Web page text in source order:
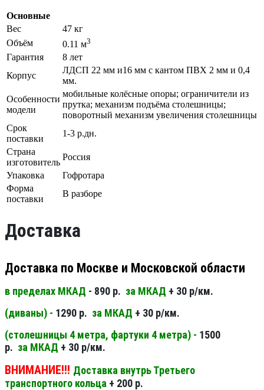
Основные
Вес
47 кг
Объём
0.11 м3
Гарантия
8 лет
Корпус
ЛДСП 22 мм и16 мм с кантом ПВХ 2 мм и 0,4
мм.
Особенности
модели
мобильные колёсные опоры; ограничители из
прутка; механизм подъёма столешницы;
поворотный механизм увеличения столешницы
Срок
поставки
1-3 р.дн.
Страна
изготовитель
Россия
Упаковка
Гофротара
Форма
поставки
В разборе
Доставка
Доставка по Москве и Московской области
в пределах МКАД - 890 р. за МКАД + 30 р/км.
(диваны) - 1290 р. за МКАД + 30 р/км.
(столешницы 4 метра, фартуки 4 метра) - 1500
р. за МКАД + 30 р/км.
ВНИМАНИЕ!!! Доставка внутрь Третьего
транспортного кольца + 200 р.